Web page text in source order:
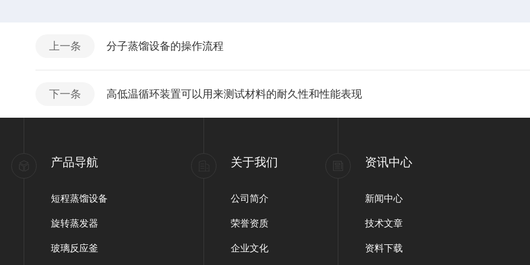
上一条 分子蒸馏设备的操作流程
下一条 高低温循环装置可以用来测试材料的耐久性和性能表现
产品导航
短程蒸馏设备
旋转蒸发器
玻璃反应釜
关于我们
公司简介
荣誉资质
企业文化
资讯中心
新闻中心
技术文章
资料下载